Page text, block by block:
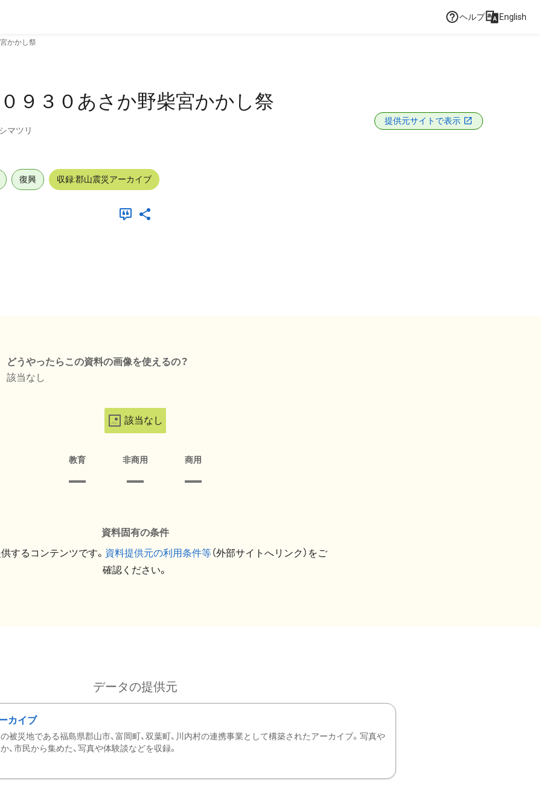
ヘルプ English
かかし祭
９３０あさか野柴宮かかし祭
マツリ
提供元サイトで表示
復興 収録:郡山震災アーカイブ
どうやったらこの資料の画像を使えるの？
該当なし
該当なし
教育 非商用 商用
資料固有の条件
するコンテンツです。 資料提供元の利用条件等（外部サイトへリンク）をご
確認ください。
データの提供元
カイブ
被災地である福島県郡山市、富岡町、双葉町、川内村の連携事業として構築されたアーカイブ。写真や
、市民から集めた、写真や体験談などを収録。